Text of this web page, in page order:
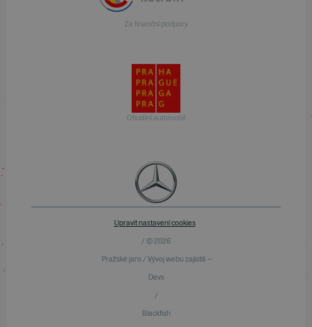
Za finanční podpory
Oficiální automobil
Upravit nastavení cookies
/ © 2026
Pražské jaro / Vývoj webu zajistili —
Devx
/
Blackfish